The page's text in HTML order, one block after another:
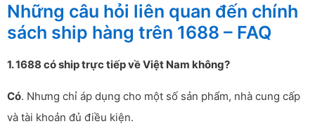
Những câu hỏi liên quan đến chính
sách ship hàng trên 1688 – FAQ
1. 1688 có ship trực tiếp về Việt Nam không?
Có. Nhưng chỉ áp dụng cho một số sản phẩm, nhà cung cấp
và tài khoản đủ điều kiện.